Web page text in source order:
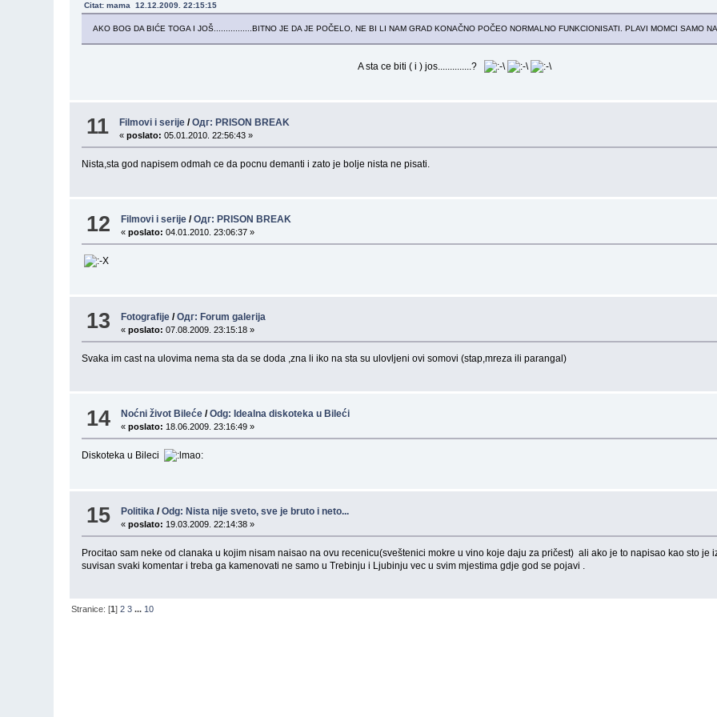
Citat: mama 12.12.2009. 22:15:15
AKO BOG DA BIĆE TOGA I JOŠ................BITNO JE DA JE POČELO, NE BI LI NAM GRAD KONAČNO POČEO NORMALNO FUNKCIONISATI. PLAVI MOMCI SAMO
A sta ce biti ( i ) jos..............?
11 Filmovi i serije /Одг: PRISON BREAK
«poslato: 05.01.2010. 22:56:43 »
Nista,sta god napisem odmah ce da pocnu demanti i zato je bolje nista ne pisati.
12 Filmovi i serije /Одг: PRISON BREAK
«poslato: 04.01.2010. 23:06:37 »
13 Fotografije /Одг: Forum galerija
«poslato: 07.08.2009. 23:15:18 »
Svaka im cast na ulovima nema sta da se doda ,zna li iko na sta su ulovljeni ovi somovi (stap,mreza ili parangal)
14 Noćni život Bileće /Odg: Idealna diskoteka u Bileći
«poslato: 18.06.2009. 23:16:49 »
Diskoteka u Bileci
15 Politika /Odg: Nista nije sveto, sve je bruto i neto...
«poslato: 19.03.2009. 22:14:38 »
Procitao sam neke od clanaka u kojim nisam naisao na ovu recenicu(sveštenici mokre u vino koje daju za pričest) ali ako je to napisao kao sto
suvisan svaki komentar i treba ga kamenovati ne samo u Trebinju i Ljubinju vec u svim mjestima gdje god se pojavi .
Stranice: [1]2 3 ... 10